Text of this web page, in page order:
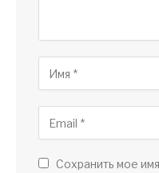
Сохранить мое